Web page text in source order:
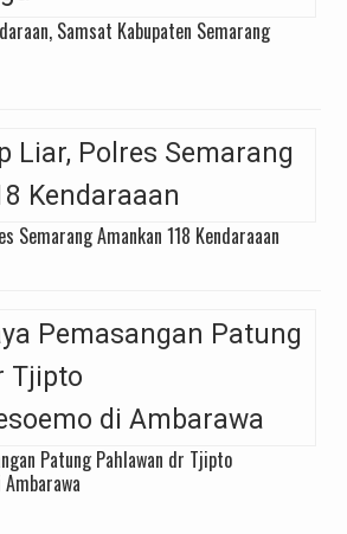
Samsat Kabupaten Semarang
Semarang Amankan 118 Kendaraaan
Patung Pahlawan dr Tjipto